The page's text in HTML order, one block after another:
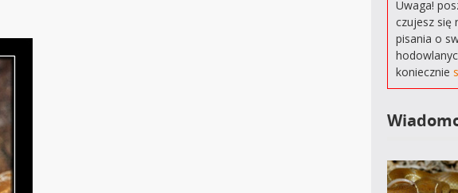
Uwaga!
czujesz się
pisania o
koniecznie